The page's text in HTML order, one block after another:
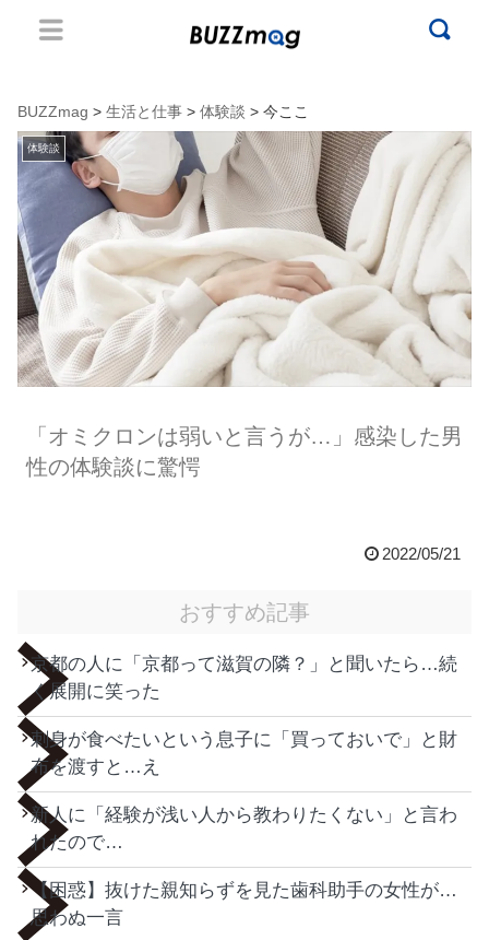
BUZZmag > 生活と仕事 > 体験談 > 今ここ
体験談
「オミクロンは弱いと言うが…」感染した男
性の体験談に驚愕
2022/05/21
おすすめ記事
京都の人に「京都って滋賀の隣？」と聞いたら…続
く展開に笑った
刺身が食べたいという息子に「買っておいで」と財
布を渡すと…え
新人に「経験が浅い人から教わりたくない」と言わ
れたので…
【困惑】抜けた親知らずを見た歯科助手の女性が…
思わぬ一言